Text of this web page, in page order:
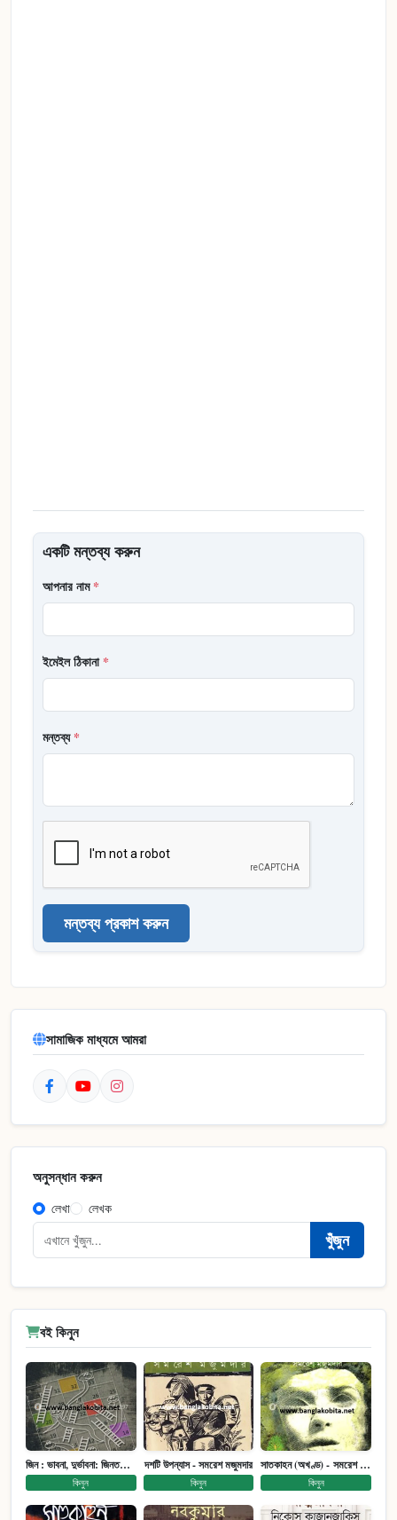
একটি মন্তব্য করুন
আপনার নাম*
ইমেইল ঠিকানা*
মন্তব্য*
মন্তব্য প্রকাশ করুন
সামাজিক মাধ্যমে আমরা
অনুসন্ধান করুন
লেখা লেখক
খুঁজুন
বই কিনুন
জিন : ভাবনা, দুর্ভাবনা: জিনতত্ত্ব সমাজ ইতিহাস (পেপারব্যাক)
কিনুন
দশটি উপন্যাস - সমরেশ মজুমদার
কিনুন
সাতকাহন (অখণ্ড) - সমরেশ মজুমদার
কিনুন